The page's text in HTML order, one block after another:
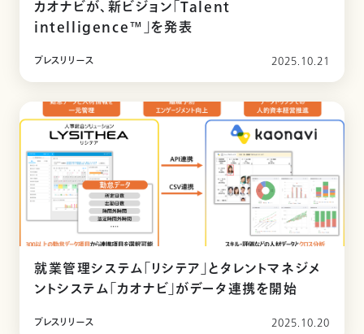
カオナビが、新ビジョン「Talent
intelligence™」を発表
プレスリリース 2025.10.21
就業管理システム「リシテア」とタレントマネジメ
ントシステム「カオナビ」がデータ連携を開始
プレスリリース 2025.10.20